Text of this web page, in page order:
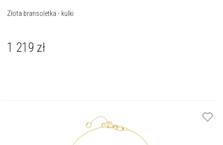
Złota bransoletka - kulki
1 219 zł